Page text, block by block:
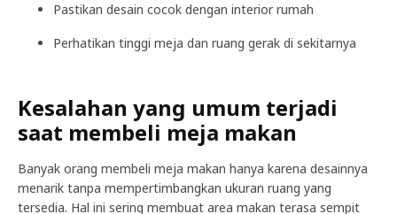
Pastikan desain cocok dengan interior rumah
Perhatikan tinggi meja dan ruang gerak di sekitarnya
Kesalahan yang umum terjadi
saat membeli meja makan
Banyak orang membeli meja makan hanya karena desainnya
menarik tanpa mempertimbangkan ukuran ruang yang
tersedia. Hal ini sering membuat area makan terasa sempit